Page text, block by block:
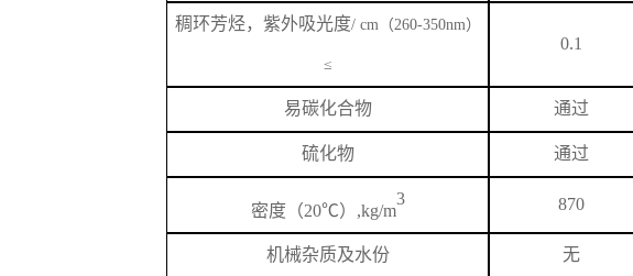
稠环芳烃，紫外吸光度/ cm（260-350nm）
≤
0.1
易碳化合物 通过
硫化物 通过
密度（20℃）,kg/m
3 870
机械杂质及水份 无